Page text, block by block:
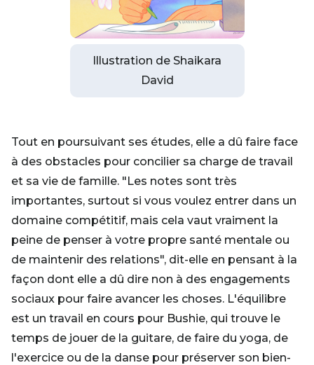
Illustration de Shaikara
David
Tout en poursuivant ses études, elle a dû faire face
à des obstacles pour concilier sa charge de travail
et sa vie de famille. "Les notes sont très
importantes, surtout si vous voulez entrer dans un
domaine compétitif, mais cela vaut vraiment la
peine de penser à votre propre santé mentale ou
de maintenir des relations", dit-elle en pensant à la
façon dont elle a dû dire non à des engagements
sociaux pour faire avancer les choses. L'équilibre
est un travail en cours pour Bushie, qui trouve le
temps de jouer de la guitare, de faire du yoga, de
l'exercice ou de la danse pour préserver son bien-